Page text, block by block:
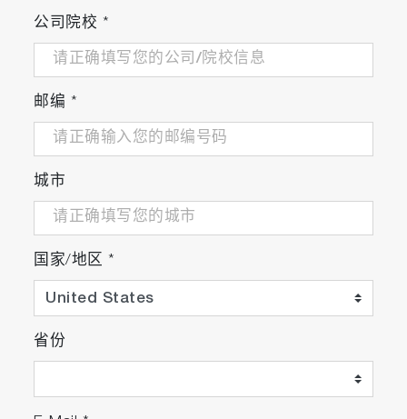
准确的且可重复的，即使是在发动机动态工况
的情况下
专有的设计和内部算法降低了设备的功耗，同
时确保了可靠的结果
公司院校 *
邮编 *
城市
国家/地区 *
省份